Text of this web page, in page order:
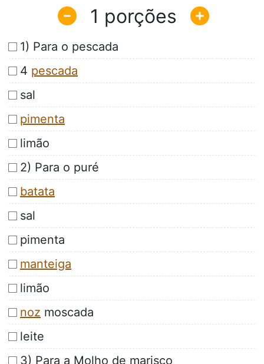
1
1) Para o pescada
4 pescada
sal
pimenta
limão
2) Para o puré
batata
sal
pimenta
manteiga
limão
noz moscada
leite
3) Para a Molho de marisco